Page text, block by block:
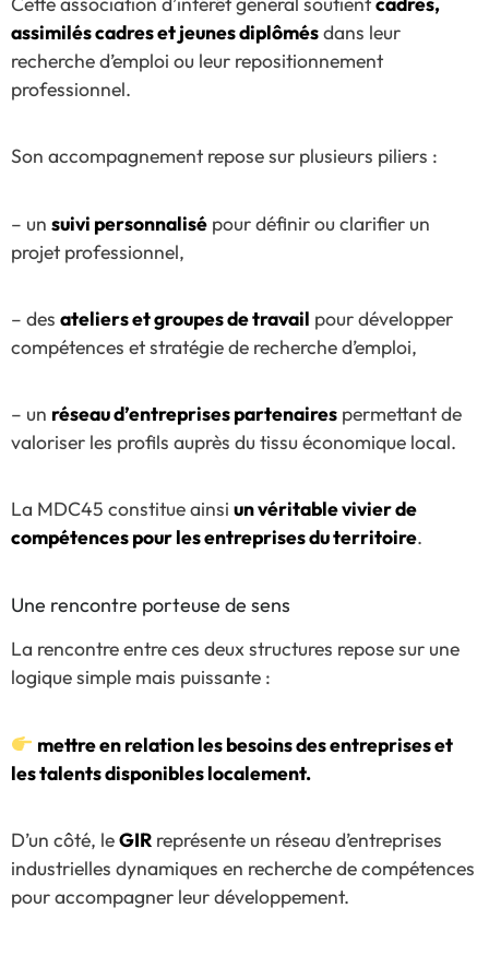
assimilés cadres et jeunes diplômésdans leur
recherche d’emploi ou leur repositionnement
professionnel.
Son accompagnement repose sur plusieurs piliers :
– un suivi personnalisé pour définir ou clarifier un
projet professionnel,
– des ateliers et groupes de travail pour développer
compétences et stratégie de recherche d’emploi,
– un réseau d’entreprises partenaires permettant de
valoriser les profils auprès du tissu économique local.
La MDC45 constitue ainsi un véritable vivier de
compétences pour les entreprises du territoire.
Une rencontre porteuse de sens
La rencontre entre ces deux structures repose sur une
logique simple mais puissante :
mettre en relation les besoins des entreprises et
les talents disponibles localement.
D’un côté, leGIR représente un réseau d’entreprises
industrielles dynamiques en recherche de compétences
pour accompagner leur développement.